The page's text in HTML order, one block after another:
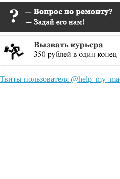
Твиты пользователя